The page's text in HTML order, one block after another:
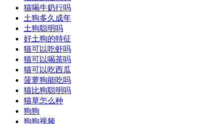
猫喝牛奶行吗
土狗多久成年
土狗聪明吗
好土狗的特征
猫可以吃虾吗
猫可以喝茶吗
猫可以吃西瓜
菠萝狗能吃吗
猫比狗聪明吗
猫草怎么种
狗狗
狗狗视频